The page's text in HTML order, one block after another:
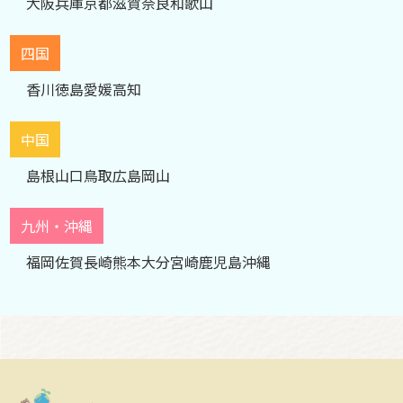
四国
香川徳島愛媛高知
中国
島根山口鳥取広島岡山
九州・沖縄
福岡佐賀長崎熊本大分宮崎鹿児島沖縄